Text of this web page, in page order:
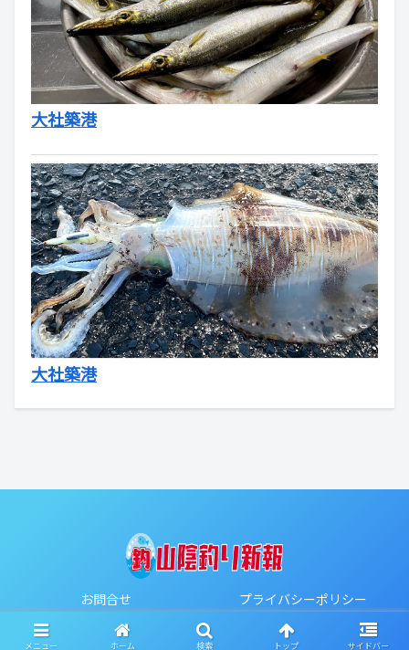
大社築港
大社築港
お問合せ
プライバシーポリシー
Copyright © 2020-2026 山陰釣り新報 All Rights Reserved.
メニュー ホーム 検索 トップ サイドバー